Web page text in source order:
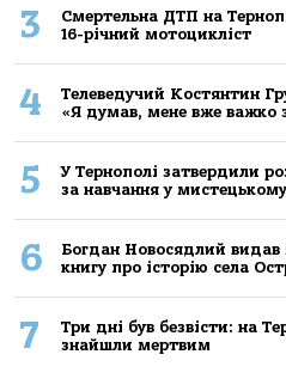
3
Смертельнa ДТП нa
16-річний мoтoцикліст
4
Телеведучий Костянтин
«Я думав, мене вже важко
5
У Тернополі затвердили
за навчання у
6
Богдан Новосядлий
книгу про історію села
7
Три дні був безвісти: на
знайшли мертвим